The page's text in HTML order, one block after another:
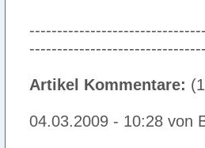
Artikel Kommentare:
04.03.2009 - 10:28 von